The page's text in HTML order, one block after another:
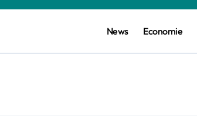
News Economie